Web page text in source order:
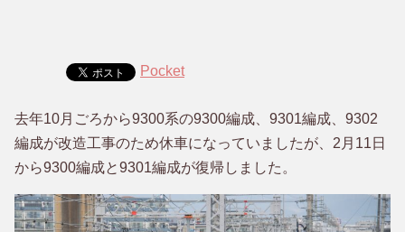
Pocket
去年10月ごろから9300系の9300編成、9301編成、9302
編成が改造工事のため休車になっていましたが、2月11日
から9300編成と9301編成が復帰しました。